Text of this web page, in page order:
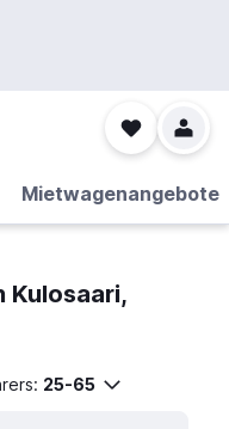
Mietwagenangebote
Kulosaari,
25-65